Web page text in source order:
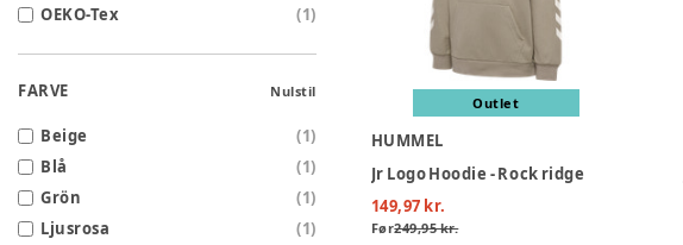
OEKO-Tex (1)
FARVE Nulstil
Beige (1)
Blå
(1)
Grön
(1)
Ljusrosa
(1)
Outlet
HUMMEL
Jr Logo Hoodie - Rock ridge
149,97 kr.
Før249,95 kr.